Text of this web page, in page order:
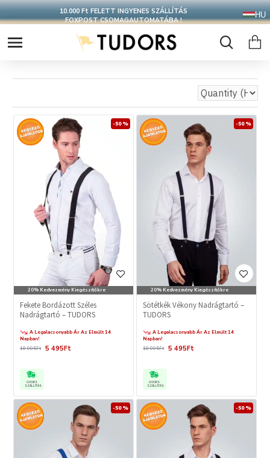
CSOMAGOD 24 ÓRÁN BELÜL FELADJUK HU
20% Kedvezmény Kiegészítőkre
-50 %
Fekete Bordázott Széles
Nadrágtartó – TUDORS
A Legalacsonyabb Ár Az Elmúlt 14
Napban!
5 495Ft
10 995Ft
GYORS
SZÁLLÍTÁS
20% Kedvezmény Kiegészítőkre
-50 %
Sötétkék Vékony Nadrágtartó –
TUDORS
A Legalacsonyabb Ár Az Elmúlt 14
Napban!
5 495Ft
10 995Ft
GYORS
SZÁLLÍTÁS
-50 % -50 %